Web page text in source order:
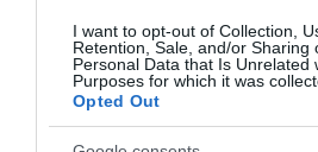
I want to opt-out of Collection,
Retention, Sale, and/or Sharing
Personal Data that Is Unrelated
Purposes for which it was
Opted Out
Carla Bruni: Első látásra Sarkozy-be
modellről
Kérlelő sms-t akart írni Sarkozy
Képek